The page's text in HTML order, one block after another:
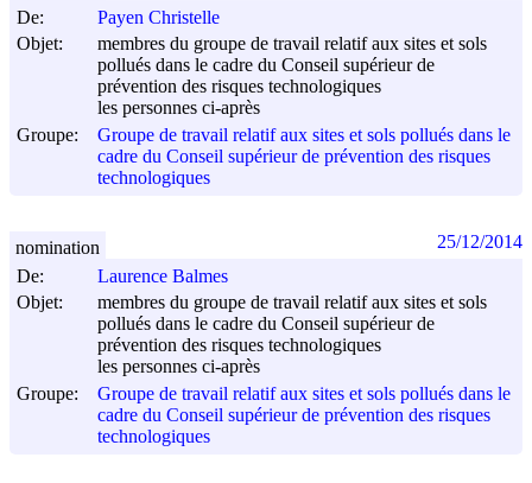
De:
Payen Christelle
Objet:
membres du groupe de travail relatif aux sites et sols
pollués dans le cadre du Conseil supérieur de
prévention des risques technologiques
les personnes ci-après
Groupe:
Groupe de travail relatif aux sites et sols pollués dans le
cadre du Conseil supérieur de prévention des risques
technologiques
De:
Laurence Balmes
Objet:
membres du groupe de travail relatif aux sites et sols
pollués dans le cadre du Conseil supérieur de
prévention des risques technologiques
les personnes ci-après
Groupe:
Groupe de travail relatif aux sites et sols pollués dans le
cadre du Conseil supérieur de prévention des risques
technologiques
nomination 25/12/2014